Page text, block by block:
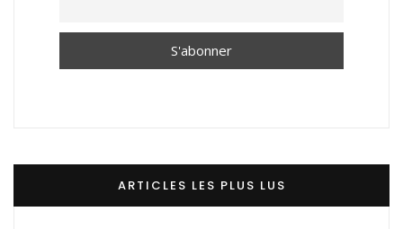
ARTICLES LES PLUS LUS